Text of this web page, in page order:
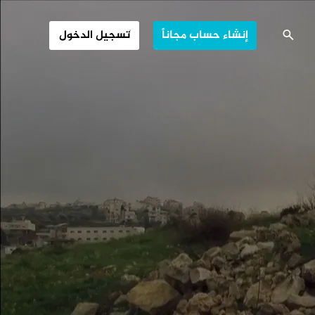
إنشاء حساب مجاناً تسجيل الدخول
بتير - فلسطين